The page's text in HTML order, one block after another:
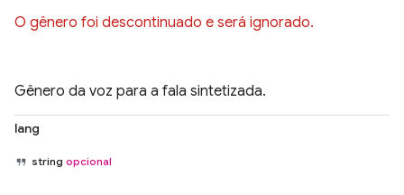
O gênero foi descontinuado e será ignorado.
Gênero da voz para a fala sintetizada.
lang
string opcional